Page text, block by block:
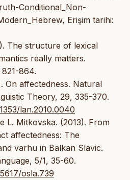
Conditional_Non-
Erişim tarihi:
The structure of lexical
really matters.
864.
On affectedness. Natural
Theory, 29, 335-370.
lan.2010.0040
L. Mitkovska. (2013). From
affectedness: The
varhu in Balkan Slavic.
5/1, 35-60.
osla.739